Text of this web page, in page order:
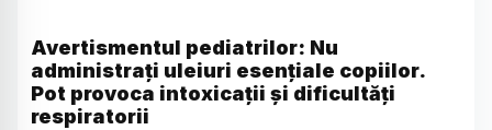
Avertismentul pediatrilor: Nu
administrați uleiuri esențiale copiilor.
Pot provoca intoxicații și dificultăți
respiratorii